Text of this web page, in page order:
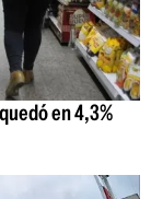
en 4,3%